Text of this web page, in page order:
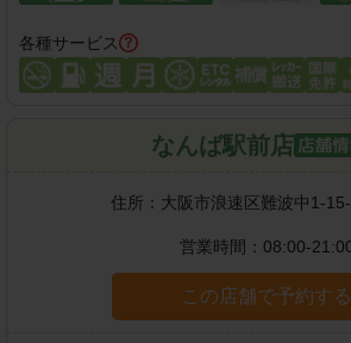
各種サービス
なんば駅前店
住所： 大阪市浪速区難波中1-
営業時間： 08:00-
この店舗で予約する